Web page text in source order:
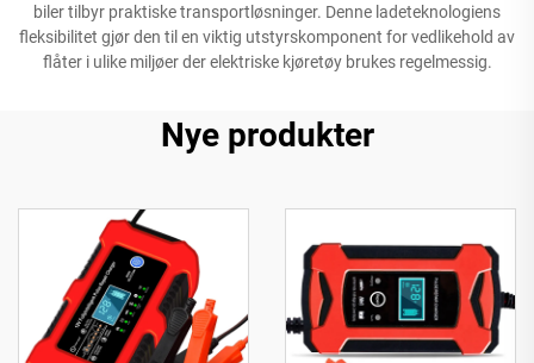
biler tilbyr praktiske transportløsninger. Denne ladeteknologiens
fleksibilitet gjør den til en viktig utstyrskomponent for vedlikehold av
flåter i ulike miljøer der elektriske kjøretøy brukes regelmessig.
Nye produkter